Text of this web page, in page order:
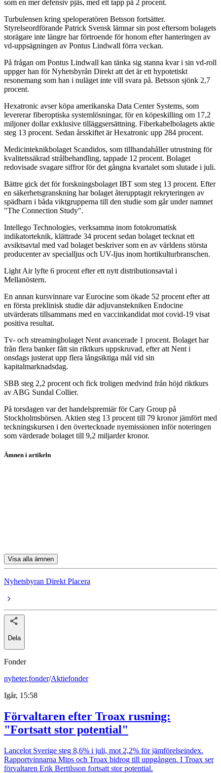
som en mer defensiv pjäs, med ett tapp på 2 procent.
Turbulensen kring speloperatören Betsson fortsätter.
Styrelseordförande Patrick Svensk lämnar sin post eftersom bolagets
storägare inte längre har förtroende för honom efter hanteringen av
vd-uppsägningen av Pontus Lindwall förra veckan.
På frågan om Pontus Lindwall kan tänka sig stanna kvar i sin vd-roll
uppger han för Nyhetsbyrån Direkt att det är ett hypotetiskt
resonemang som han i nuläget inte vill svara på. Betsson sjönk 2,7
procent.
Hexatronic avser köpa amerikanska Data Center Systems, som
levererar fiberoptiska systemlösningar, för en köpeskilling om 17,2
miljoner dollar exklusive tilläggsersättning. Fiberkabelbolagets aktie
steg 13 procent. Sedan årsskiftet är Hexatronic upp 284 procent.
Medicinteknikbolaget Scandidos, som tillhandahåller utrustning för
kvalitetssäkrad strålbehandling, tappade 12 procent. Bolaget
redovisade svagare siffror för det gångna kvartalet som slutade i juli.
Bättre gick det för forskningsbolaget IBT som steg 13 procent. Efter
en säkerhetsgranskning har bolaget återupptagit rekryteringen av
spädbarn i båda viktgrupperna till den studie som går under namnet
"The Connection Study".
Intellego Technologies, verksamma inom fotokromatisk
indikatorteknik, klättrade 34 procent sedan bolaget tecknat ett
avsiktsavtal med vad bolaget beskriver som en av världens största
producenter av specialljus och UV-ljus inom hortikulturbranschen.
Light Air lyfte 6 procent efter ett nytt distributionsavtal i
Mellanöstern.
En annan kursvinnare var Eurocine som ökade 52 procent efter att
en första preklinisk studie där adjuvanstekniken Endocine
utvärderats tillsammans med en vaccinkandidat mot covid-19 visat
positiva resultat.
Tv- och streamingbolaget Nent avancerade 1 procent. Bolaget har
från flera banker fått sin riktkurs uppskruvad, efter att Nent i
onsdags justerat upp flera långsiktiga mål vid sin
kapitalmarknadsdag.
SBB steg 2,2 procent och fick troligen medvind från höjd riktkurs
av ABG Sundal Collier.
På torsdagen var det handelspremiär för Cary Group på
Stockholmsbörsen. Aktien steg 13 procent till 79 kronor jämfört med
teckningskursen i den övertecknade nyemissionen inför noteringen
som värderade bolaget till 9,2 miljarder kronor.
Ämnen i artikeln
Visa alla ämnen
Nyhetsbyran Direkt Placera
Dela
Fonder
nyheter,fonder/Aktiefonder
Igår, 15:58
Förvaltaren efter Troax rusning:
"Fortsatt stor potential"
Lancelot Sverige steg 8,6% i juli, mot 2,2% för jämförelseindex.
Rapportvinnarna Mips och Troax bidrog till uppgången. I Troax ser
förvaltaren Erik Bertilsson fortsatt stor potential.